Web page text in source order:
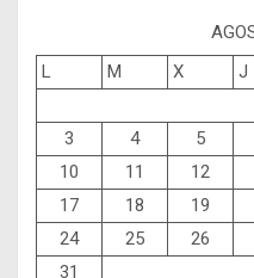
L
M X J
3
4 5
10
11 12
17
18 19
24
25 26
31